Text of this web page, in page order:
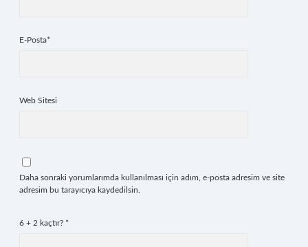
E-Posta*
Web Sitesi
Daha sonraki yorumlarımda kullanılması için adım, e-posta adresim ve site
adresim bu tarayıcıya kaydedilsin.
6 + 2 kaçtır? *